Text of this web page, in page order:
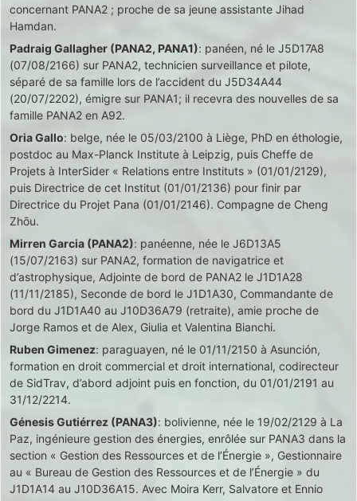
concernant PANA2 ; proche de sa jeune assistante Jihad
Hamdan.
Padraig Gallagher (PANA2, PANA1): panéen, né le J5D17A8
(07/08/2166) sur PANA2, technicien surveillance et pilote,
séparé de sa famille lors de l’accident du J5D34A44
(20/07/2202), émigre sur PANA1; il recevra des nouvelles de sa
famille PANA2 en A92.
Oria Gallo: belge, née le 05/03/2100 à Liège, PhD en éthologie,
postdoc au Max-Planck Institute à Leipzig, puis Cheffe de
Projets à InterSider « Relations entre Instituts » (01/01/2129),
puis Directrice de cet Institut (01/01/2136) pour finir par
Directrice du Projet Pana (01/01/2146). Compagne de Cheng
Zhōu.
Mirren Garcia (PANA2): panéenne, née le J6D13A5
(15/07/2163) sur PANA2, formation de navigatrice et
d’astrophysique, Adjointe de bord de PANA2 le J1D1A28
(11/11/2185), Seconde de bord le J1D1A30, Commandante de
bord du J1D1A40 au J10D36A79 (retraite), amie proche de
Jorge Ramos et de Alex, Giulia et Valentina Bianchi.
Ruben Gimenez: paraguayen, né le 01/11/2150 à Asunción,
formation en droit commercial et droit international, codirecteur
de SidTrav, d’abord adjoint puis en fonction, du 01/01/2191 au
31/12/2214.
Génesis Gutiérrez (PANA3): bolivienne, née le 19/02/2129 à La
Paz, ingénieure gestion des énergies, enrôlée sur PANA3 dans la
section « Gestion des Ressources et de l’Énergie », Gestionnaire
au « Bureau de Gestion des Ressources et de l’Énergie » du
J1D1A14 au J10D36A15. Avec Moira Kerr, Salvatore et Ennio